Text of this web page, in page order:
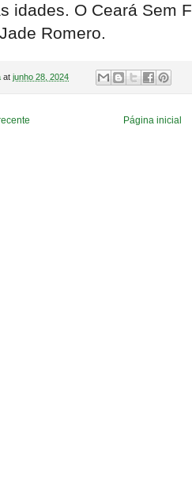
idades. O Ceará Sem
Romero.
at junho 28, 2024
Página inicial